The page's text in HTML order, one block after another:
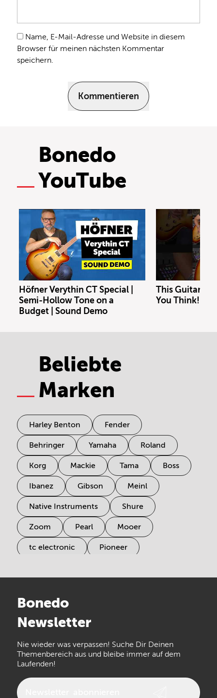
Name, E-Mail-Adresse und Website in diesem
Browser für meinen nächsten Kommentar
speichern.
Kommentieren
Bonedo
YouTube
Höfner Verythin CT Special |
Semi-Hollow Tone on a
Budget | Sound Demo
This Guitar
You Think!
Beliebte
Marken
Harley Benton Fender
Behringer Yamaha Roland
Korg Mackie Tama Boss
Ibanez Gibson Meinl
Native Instruments Shure
Zoom Pearl Mooer
tc electronic Pioneer
Arturia
the t.bone
Walrus Audio Epiphone
Bonedo
Newsletter
Nie wieder was verpassen! Suche Dir Deinen
Themenbereich aus und bleibe immer auf dem
Laufenden!